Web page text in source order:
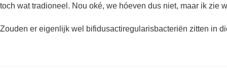
toch wat tradioneel. Nou oké, we hóeven dus niet, maar ik zie
Zouden er eigenlijk wel bifidusactiregularisbacteriën zitten in